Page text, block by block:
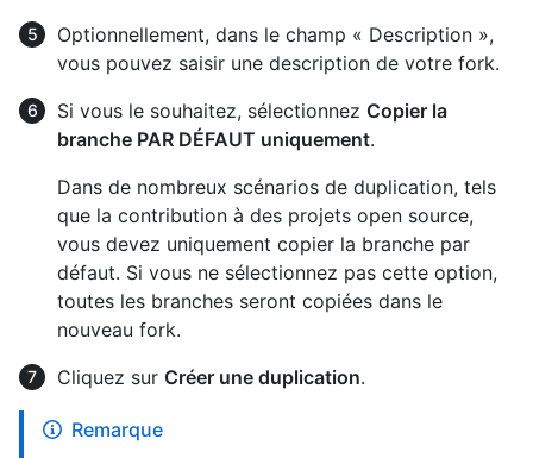
Optionnellement, dans le champ « Description »,
vous pouvez saisir une description de votre fork.
Si vous le souhaitez, sélectionnez Copier la
branche PAR DÉFAUT uniquement.
Dans de nombreux scénarios de duplication, tels
que la contribution à des projets open source,
vous devez uniquement copier la branche par
défaut. Si vous ne sélectionnez pas cette option,
toutes les branches seront copiées dans le
nouveau fork.
Cliquez sur Créer une duplication.
Remarque